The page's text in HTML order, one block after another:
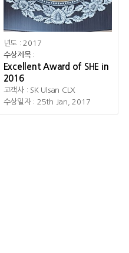
년도 : 2017
수상제목:
Excellent Award of SHE in
2016
고객사: SK Ulsan CLX
수상일자: 25th Jan, 2017